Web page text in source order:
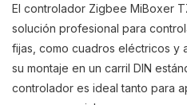
El controlador Zigbee MiBoxer
solución profesional para
fijas, como cuadros eléctricos y
su montaje en un carril DIN
controlador es ideal tanto para